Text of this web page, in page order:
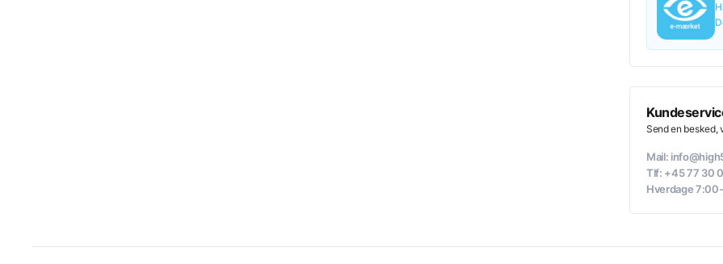
XXL
Læg i
Send en besked,
Mail:
Tlf: +45 77 30
Hverdage